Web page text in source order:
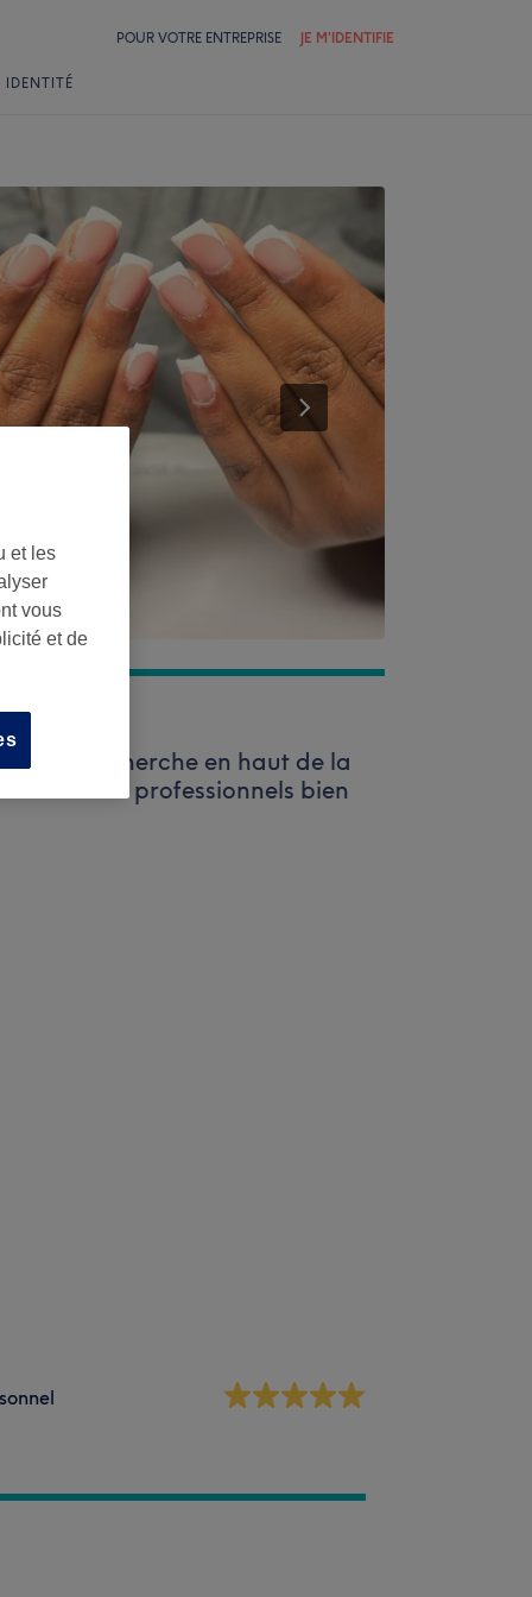
POUR VOTRE ENTREPRISE JE M'IDENTIFIE
IDENTITÉ
de recherche en haut de la
nombreux professionnels bien
et les
vous
et de